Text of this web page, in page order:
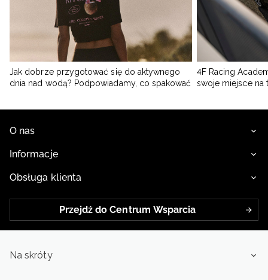
Jak dobrze przygotować się do aktywnego
dnia nad wodą? Podpowiadamy, co spakować
4F Racing
swoje miejsce na
O nas
Informacje
Obsługa klienta
Przejdź do Centrum Wsparcia
Na skróty